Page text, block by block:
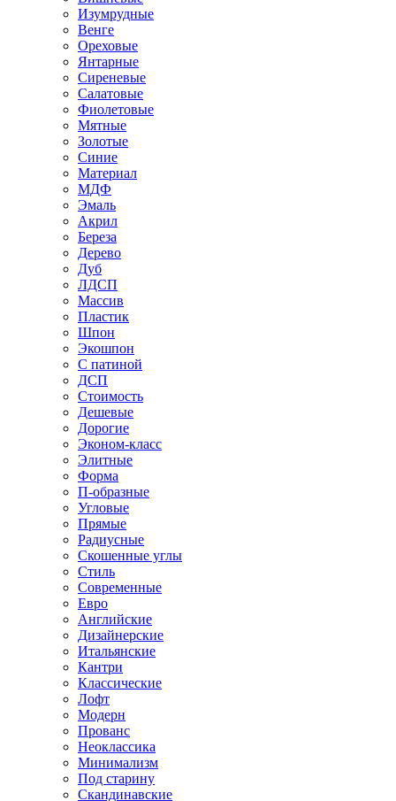
Изумрудные
Венге
Ореховые
Янтарные
Сиреневые
Салатовые
Фиолетовые
Мятные
Золотые
Синие
Материал
МДФ
Эмаль
Акрил
Береза
Дерево
Дуб
ЛДСП
Массив
Пластик
Шпон
Экошпон
С патиной
ДСП
Стоимость
Дешевые
Дорогие
Эконом-класс
Элитные
Форма
П-образные
Угловые
Прямые
Радиусные
Скошенные углы
Стиль
Современные
Евро
Английские
Дизайнерские
Итальянские
Кантри
Классические
Лофт
Модерн
Прованс
Неоклассика
Минимализм
Под старину
Скандинавские